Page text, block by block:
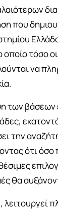
που
οποίο τόσο
να
των βάσεων
την
ότι όσο
θα